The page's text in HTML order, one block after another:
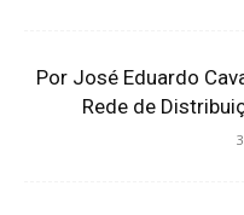
Por José Eduardo
Rede de